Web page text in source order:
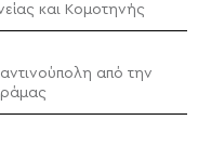
και Κομοτηνής
από την